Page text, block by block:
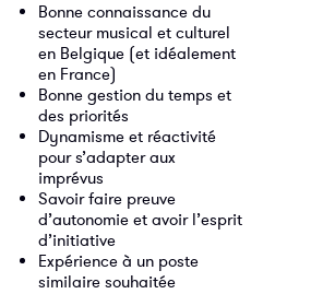
Bonne connaissance du
secteur musical et culturel
en Belgique (et idéalement
en France)
Bonne gestion du temps et
des priorités
Dynamisme et réactivité
pour s’adapter aux
imprévus
Savoir faire preuve
d’autonomie et avoir l’esprit
d’initiative
Expérience à un poste
similaire souhaitée